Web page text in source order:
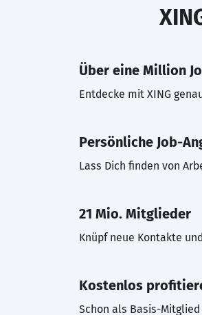
Über eine Million
Entdecke mit XING
Persönliche Job-
Lass Dich finden von
21 Mio. Mitglieder
Knüpf neue Kontakte
Kostenlos
Schon als Basis-